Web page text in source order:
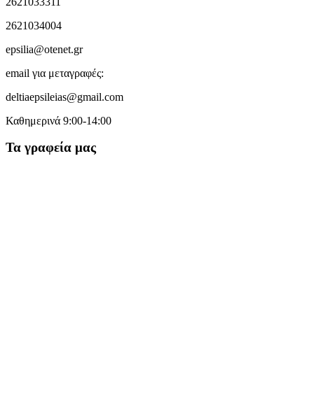
2621034004
epsilia@otenet.gr
email για μεταγραφές:
deltiaepsileias@gmail.com
Καθημερινά 9:00-14:00
Τα γραφεία μας